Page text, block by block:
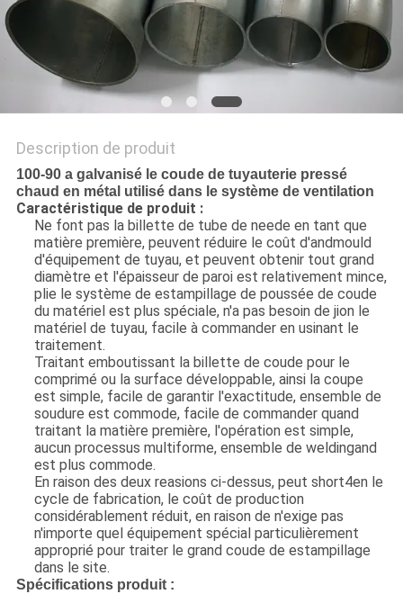
PRIVACY
POLICY
Description de produit
100-90 a galvanisé le coude de tuyauterie pressé
chaud en métal utilisé dans le système de ventilation
Caractéristique de produit :
Ne font pas la billette de tube de neede en tant que
matière première, peuvent réduire le coût d'andmould
d'équipement de tuyau, et peuvent obtenir tout grand
diamètre et l'épaisseur de paroi est relativement mince,
plie le système de estampillage de poussée de coude
du matériel est plus spéciale, n'a pas besoin de jion le
matériel de tuyau, facile à commander en usinant le
traitement.
Traitant emboutissant la billette de coude pour le
comprimé ou la surface développable, ainsi la coupe
est simple, facile de garantir l'exactitude, ensemble de
soudure est commode, facile de commander quand
traitant la matière première, l'opération est simple,
aucun processus multiforme, ensemble de weldingand
est plus commode.
En raison des deux reasions ci-dessus, peut short4en le
cycle de fabrication, le coût de production
considérablement réduit, en raison de n'exige pas
n'importe quel équipement spécial particulièrement
approprié pour traiter le grand coude de estampillage
dans le site.
Spécifications produit :